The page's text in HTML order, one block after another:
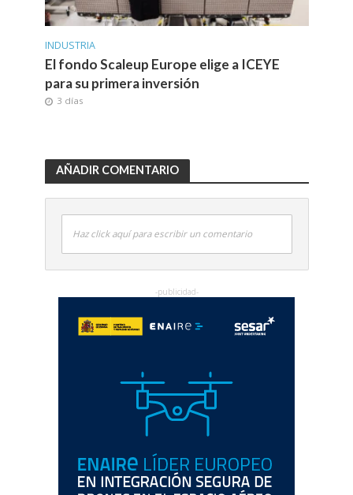
INDUSTRIA
El fondo Scaleup Europe elige a ICEYE
para su primera inversión
3 días
AÑADIR COMENTARIO
Haz click aquí para escribir un comentario